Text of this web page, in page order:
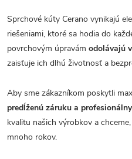
Sprchové kúty Cerano vynikajú
riešeniami, ktoré sa hodia do
povrchovým úpravám odolávajú
zaisťuje ich dlhú životnosť a
Aby sme zákazníkom poskytli
predĺženú záruku a
kvalitu našich výrobkov a
mnoho rokov.